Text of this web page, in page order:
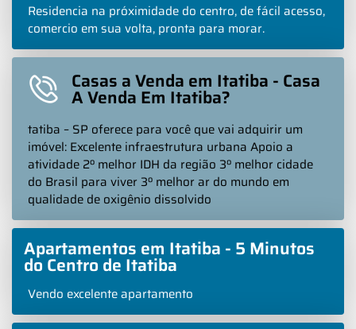
Residencia na próximidade do centro, de fácil acesso,
comercio em sua volta, pronta para morar.
Casas a Venda em Itatiba - Casa
A Venda Em Itatiba?
tatiba – SP oferece para você que vai adquirir um
imóvel: Excelente infraestrutura urbana Apoio a
atividade 2º melhor IDH da região 3º melhor cidade
do Brasil para viver 3º melhor ar do mundo em
qualidade de oxigênio dissolvido
Apartamentos em Itatiba - 5 Minutos
do Centro de Itatiba
Vendo excelente apartamento